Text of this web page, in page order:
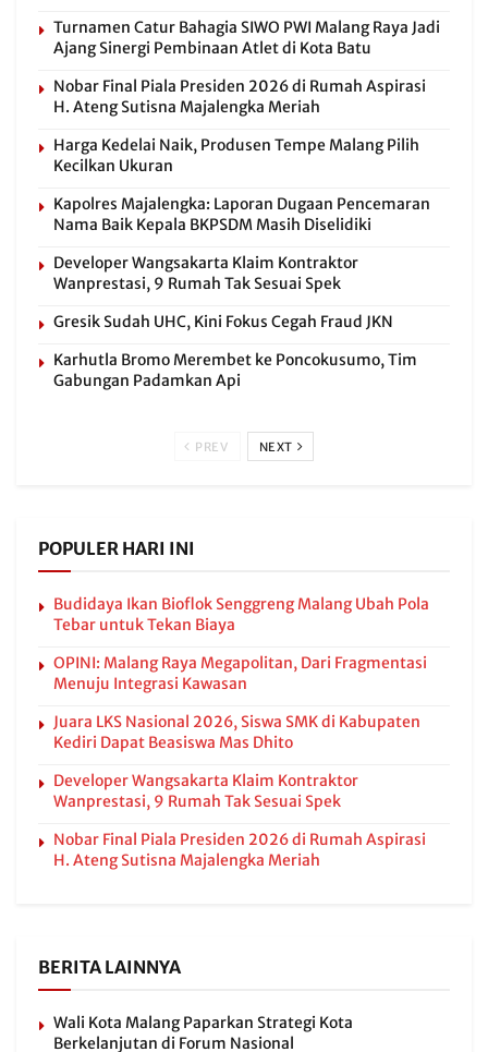
Turnamen Catur Bahagia SIWO PWI Malang Raya Jadi
Ajang Sinergi Pembinaan Atlet di Kota Batu
Nobar Final Piala Presiden 2026 di Rumah Aspirasi
H. Ateng Sutisna Majalengka Meriah
Harga Kedelai Naik, Produsen Tempe Malang Pilih
Kecilkan Ukuran
Kapolres Majalengka: Laporan Dugaan Pencemaran
Nama Baik Kepala BKPSDM Masih Diselidiki
Developer Wangsakarta Klaim Kontraktor
Wanprestasi, 9 Rumah Tak Sesuai Spek
Gresik Sudah UHC, Kini Fokus Cegah Fraud JKN
Karhutla Bromo Merembet ke Poncokusumo, Tim
Gabungan Padamkan Api
PREV NEXT
POPULER HARI INI
Budidaya Ikan Bioflok Senggreng Malang Ubah Pola
Tebar untuk Tekan Biaya
OPINI: Malang Raya Megapolitan, Dari Fragmentasi
Menuju Integrasi Kawasan
Juara LKS Nasional 2026, Siswa SMK di Kabupaten
Kediri Dapat Beasiswa Mas Dhito
Developer Wangsakarta Klaim Kontraktor
Wanprestasi, 9 Rumah Tak Sesuai Spek
Nobar Final Piala Presiden 2026 di Rumah Aspirasi
H. Ateng Sutisna Majalengka Meriah
BERITA LAINNYA
Wali Kota Malang Paparkan Strategi Kota
Berkelanjutan di Forum Nasional